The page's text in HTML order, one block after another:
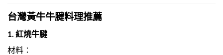
台灣黃牛牛腱料理推薦
1. 紅燒牛腱
材料：